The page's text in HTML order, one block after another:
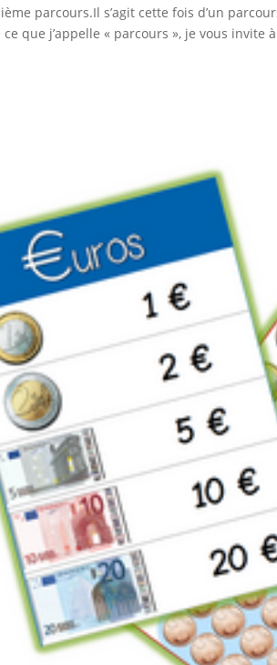
parcours.Il s’agit cette fois d’un
ce que j’appelle « parcours », je vous invite